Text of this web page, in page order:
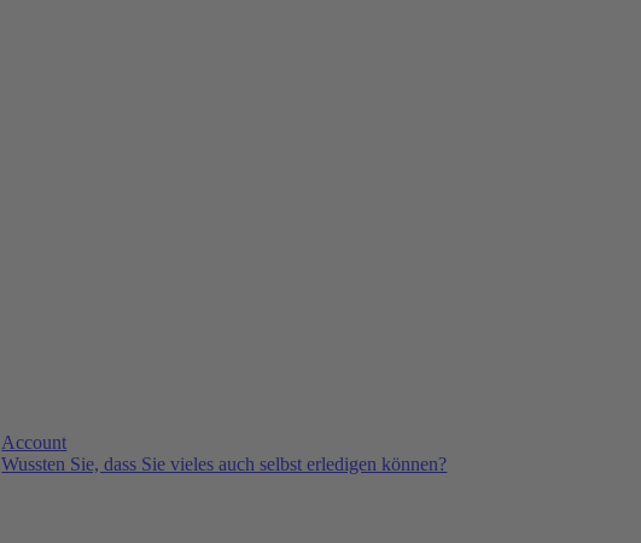
Account
Wussten Sie, dass Sie vieles auch selbst erledigen können?